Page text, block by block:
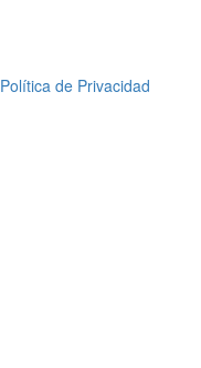
Política de Privacidad